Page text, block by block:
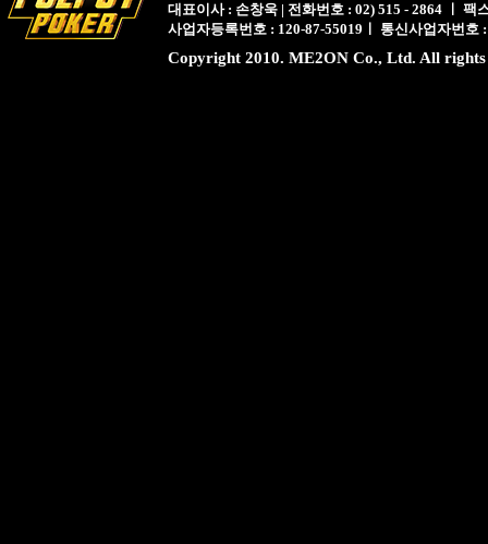
대표이사 : 손창욱 | 전화번호 : 02) 515 - 2864 ㅣ 팩
사업자등록번호 : 120-87-55019ㅣ 통신사업자번호
Copyright 2010. ME2ON Co., Ltd. All rights